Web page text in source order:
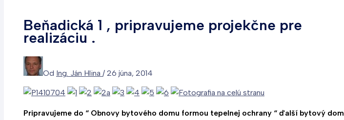
Beňadická 1 , pripravujeme projekčne pre
realizáciu .
Od Ing. Ján Hlina / 26 júna, 2014
Pripravujeme do “ Obnovy bytového domu formou tepelnej ochrany “ ďalší bytový dom